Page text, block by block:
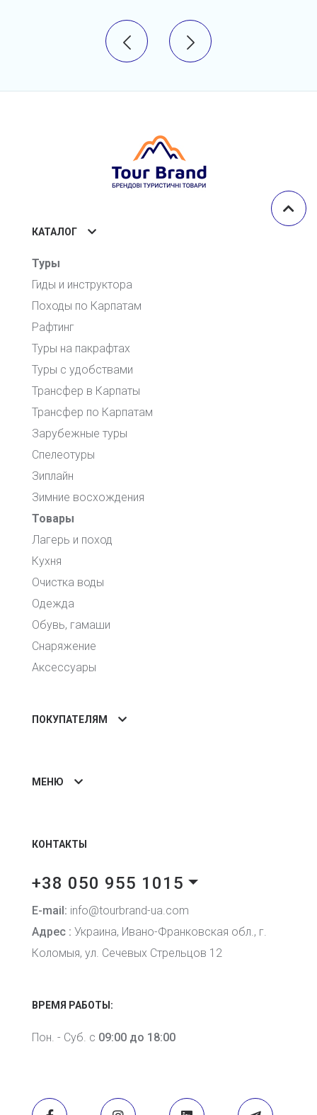
КАТАЛОГ
Туры
Гиды и инструктора
Походы по Карпатам
Рафтинг
Туры на пакрафтах
Туры с удобствами
Трансфер в Карпаты
Трансфер по Карпатам
Зарубежные туры
Спелеотуры
Зиплайн
Зимние восхождения
Товары
Лагерь и поход
Кухня
Очистка воды
Одежда
Обувь, гамаши
Снаряжение
Аксессуары
ПОКУПАТЕЛЯМ
МЕНЮ
КОНТАКТЫ
+38 050 955 1015
E-mail: info@tourbrand-ua.com
Адрес : Украина, Ивано-Франковская обл., г.
Коломыя, ул. Сечевых Стрельцов 12
ВРЕМЯ РАБОТЫ:
Пон. - Суб. с 09:00 до 18:00